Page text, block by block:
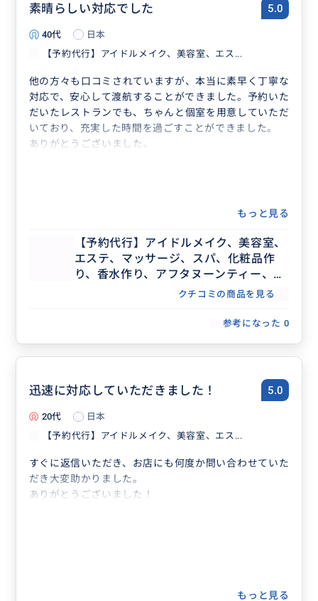
素晴らしい対応でした 5.0
40代
日本
【予約代行】アイドルメイク、美容室、エス...
他の方々も口コミされていますが、本当に素早く丁寧な
対応で、安心して渡航することができました。予約いた
だいたレストランでも、ちゃんと個室を用意していただ
いており、充実した時間を過ごすことができました。
ありがとうございました。
もっと見る
【予約代行】アイドルメイク、美容室、
エステ、マッサージ、スパ、化粧品作
り、香水作り、アフタヌーンティー、記
念日ディナー、レストラン団体予約な
クチコミの商品を見る
参考になった 0
迅速に対応していただきました！ 5.0
20代
日本
【予約代行】アイドルメイク、美容室、エス...
すぐに返信いただき、お店にも何度か問い合わせていた
だき大変助かりました。
ありがとうございました！
もっと見る